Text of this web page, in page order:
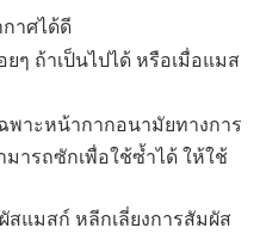
าศได้ดี
ๆ ถ้าเป็นไปได้ หรือเมื่อแมส
พาะหน้ากากอนามัยทางการ
ารถซักเพื่อใช้ซ้ำได้ ให้ใช้
แมสก์ หลีกเลี่ยงการสัมผัส